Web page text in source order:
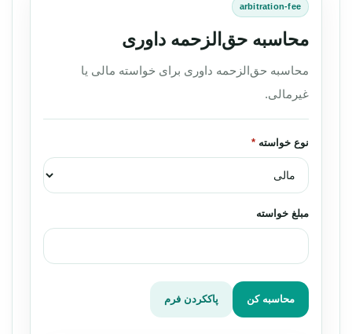
arbitration-fee
محاسبه حق‌الزحمه داوری
محاسبه حق‌الزحمه داوری برای خواسته مالی یا
غیرمالی.
نوع خواسته *
مبلغ خواسته
محاسبه کن پاککردن فرم